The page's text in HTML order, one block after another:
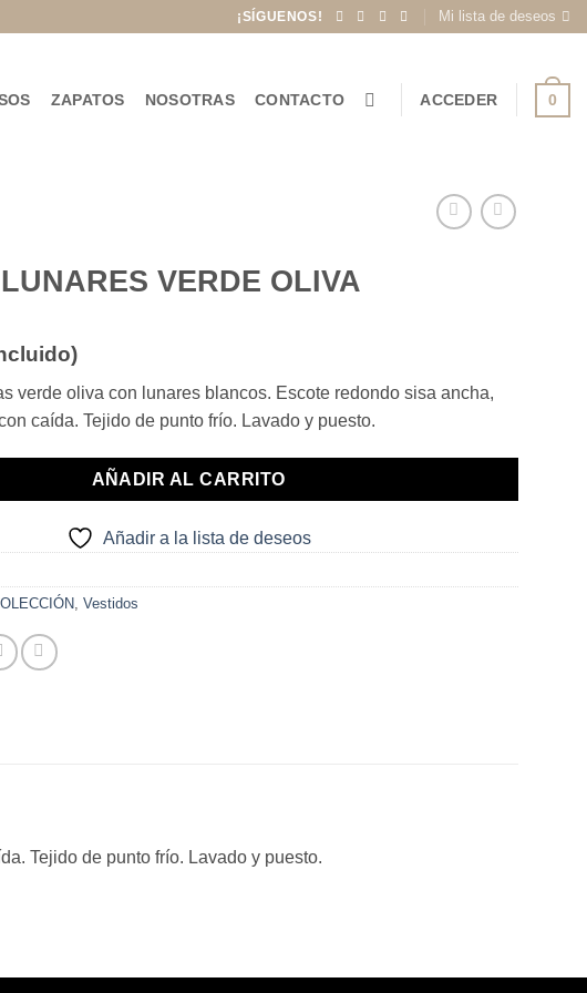
¡SÍGUENOS! Mi lista de deseos
ZAPATOS NOSOTRAS CONTACTO ACCEDER 0
VERDE OLIVA
verde oliva con lunares blancos. Escote redondo sisa ancha,
caída. Tejido de punto frío. Lavado y puesto.
AÑADIR AL CARRITO
Añadir a la lista de deseos
Vestidos
Tejido de punto frío. Lavado y puesto.